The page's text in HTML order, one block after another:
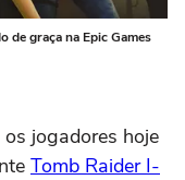
de graça na Epic Games
jogadores hoje
Tomb Raider I-